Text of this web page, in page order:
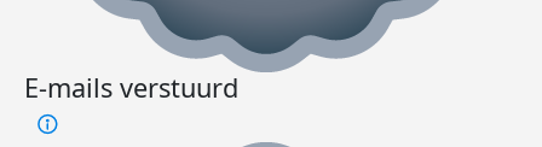
E-mails verstuurd